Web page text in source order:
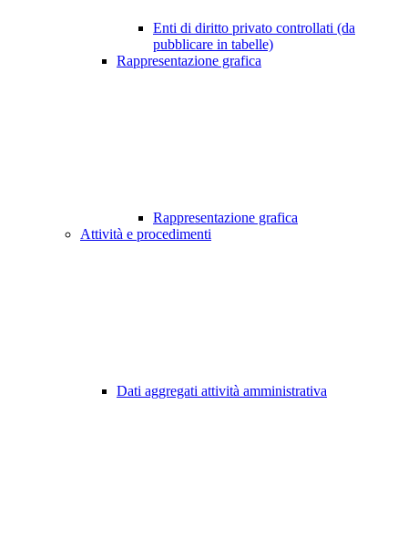
Enti di diritto privato controllati (da
pubblicare in tabelle)
Rappresentazione grafica
Rappresentazione grafica
Attività e procedimenti
Dati aggregati attività amministrativa